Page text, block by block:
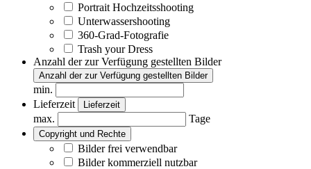
Portrait Hochzeitsshooting
Unterwassershooting
360-Grad-Fotografie
Trash your Dress
Anzahl der zur Verfügung gestellten Bilder
Anzahl der zur Verfügung gestellten Bilder
min.
Lieferzeit
Lieferzeit
max. Tage
Copyright und Rechte
Bilder frei verwendbar
Bilder kommerziell nutzbar